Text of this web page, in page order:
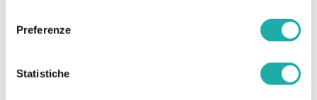
Preferenze
Statistiche